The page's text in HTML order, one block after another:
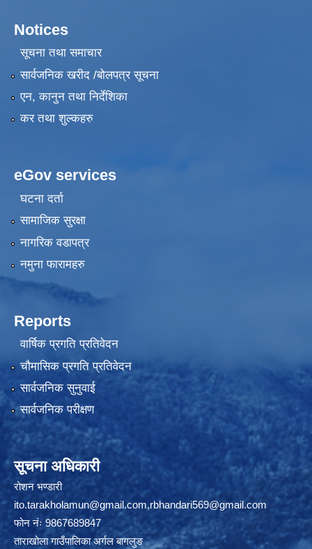
Notices
सूचना तथा समाचार
सार्वजनिक खरीद /बोलपत्र सूचना
एन, कानुन तथा निर्देशिका
कर तथा शुल्कहरु
eGov services
घटना दर्ता
सामाजिक सुरक्षा
नागरिक वडापत्र
नमुना फारामहरु
Reports
वार्षिक प्रगति प्रतिवेदन
चौमासिक प्रगति प्रतिवेदन
सार्वजनिक सुनुवाई
सार्वजनिक परीक्षण
सूचना अधिकारी
रोशन भण्डारी
ito.tarakholamun@gmail.com,rbhandari569@gmail.com
फोन नंः 9867689847
ताराखोला गाउँपालिका अर्गल बागलुङ